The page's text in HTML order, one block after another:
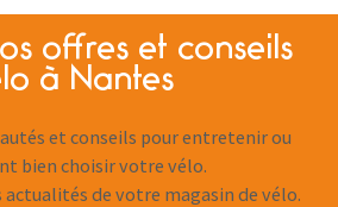
offres et conseils
à Nantes
et conseils pour entretenir ou
bien choisir votre vélo.
de votre magasin de vélo.